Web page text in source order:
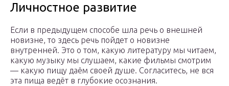
Личностное развитие
Если в предыдущем способе шла речь о внешней
новизне, то здесь речь пойдет о новизне
внутренней. Это о том, какую литературу мы читаем,
какую музыку мы слушаем, какие фильмы смотрим
— какую пищу даём своей душе. Согласитесь, не вся
эта пища ведёт в глубокие осознания.